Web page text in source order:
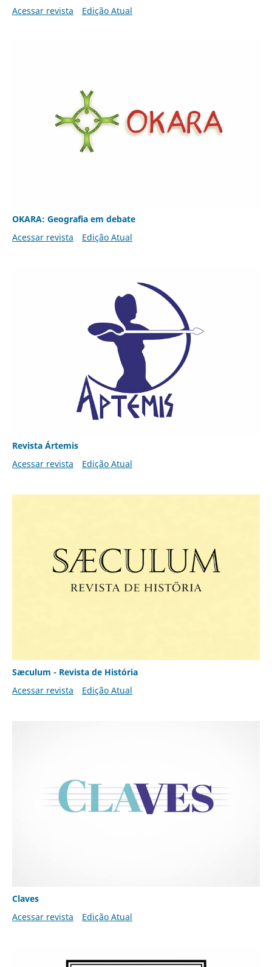
Acessar revista
Edição Atual
OKARA: Geografia em debate
Acessar revista
Edição Atual
Revista Ártemis
Acessar revista
Edição Atual
Sæculum - Revista de História
Acessar revista
Edição Atual
Claves
Acessar revista
Edição Atual